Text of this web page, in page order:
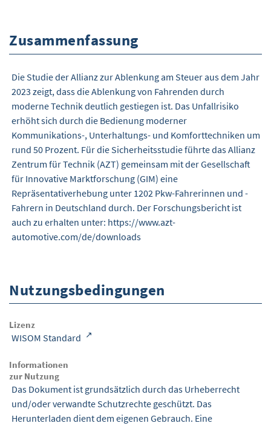
Zusammenfassung
Die Studie der Allianz zur Ablenkung am Steuer aus dem Jahr
2023 zeigt, dass die Ablenkung von Fahrenden durch
moderne Technik deutlich gestiegen ist. Das Unfallrisiko
erhöht sich durch die Bedienung moderner
Kommunikations-, Unterhaltungs- und Komforttechniken um
rund 50 Prozent. Für die Sicherheitsstudie führte das Allianz
Zentrum für Technik (AZT) gemeinsam mit der Gesellschaft
für Innovative Marktforschung (GIM) eine
Repräsentativerhebung unter 1202 Pkw-Fahrerinnen und -
Fahrern in Deutschland durch. Der Forschungsbericht ist
auch zu erhalten unter: https://www.azt-
automotive.com/de/downloads
Nutzungsbedingungen
Lizenz
WISOM Standard
Informationen
zur Nutzung
Das Dokument ist grundsätzlich durch das Urheberrecht
und/oder verwandte Schutzrechte geschützt. Das
Herunterladen dient dem eigenen Gebrauch. Eine